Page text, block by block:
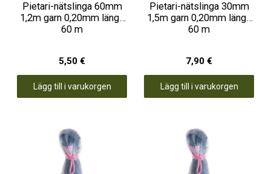
Pietari-nätslinga 60mm
1,2m garn 0,20mm längd
60 m
5,50 €
Lägg till i varukorgen
Pietari-nätslinga 30mm
1,5m garn 0,20mm längd
60 m
7,90 €
Lägg till i varukorgen